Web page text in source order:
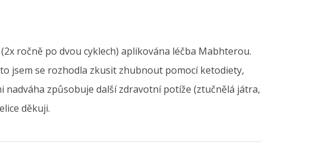
ročně po dvou cyklech) aplikována léčba Mabhterou.
jsem se rozhodla zkusit zhubnout pomocí ketodiety,
způsobuje další zdravotní potíže (ztučnělá játra,
děkuji.